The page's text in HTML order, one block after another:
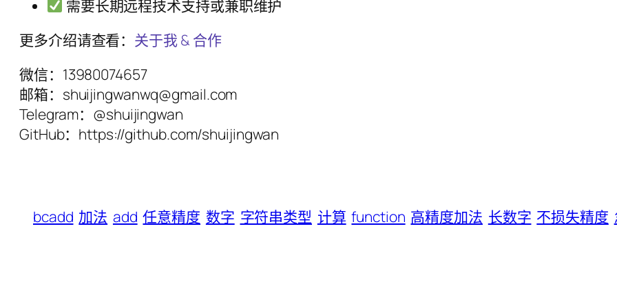
需要长期远程技术支持或兼职维护
更多介绍请查看： 关于我 & 合作
微信：13980074657
邮箱：shuijingwanwq@gmail.com
Telegram：@shuijingwan
GitHub：https://github.com/shuijingwan
bcadd 加法 add 任意精度 数字 字符串类型 计算 function 高精度加法 长数字 不损失精度